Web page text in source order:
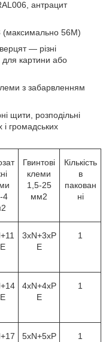
антрацит
(максимально 56М)
— різні
для картини або
з забарвленням
щити, розподільні
громадських
4
Гвинтові
клеми
1,5-25
мм2
Кількість
в
пакован
ні
3xN+3xP
E
1
4xN+4xP
E
1
5xN+5xP
1